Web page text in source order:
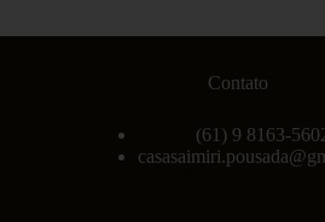
Contato
(61) 9 8163-